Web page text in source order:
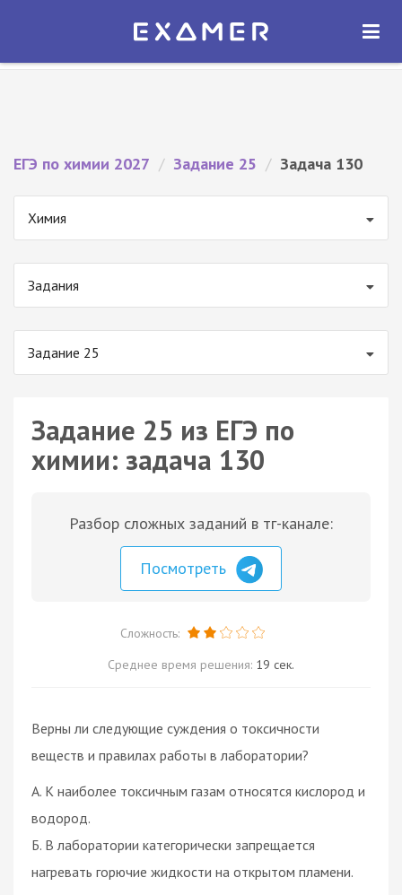
Экзамер — ЕГЭ 2027
ОТКРЫТЬ
ЕГЭ по химии 2027 / Задание 25 / Задача 130
Химия
Задания
Задание 25
Задание 25 из ЕГЭ по
химии: задача 130
Разбор сложных заданий в тг-канале:
Посмотреть
Сложность:
Среднее время решения: 19 сек.
Верны ли следующие суждения о токсичности
веществ и правилах работы в лаборатории?
А. К наиболее токсичным газам относятся кислород и
водород.
Б. В лаборатории категорически запрещается
нагревать горючие жидкости на открытом пламени.